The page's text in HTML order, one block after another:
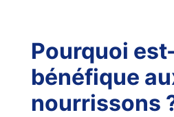
Pourquoi
bénéfique
nourrissons